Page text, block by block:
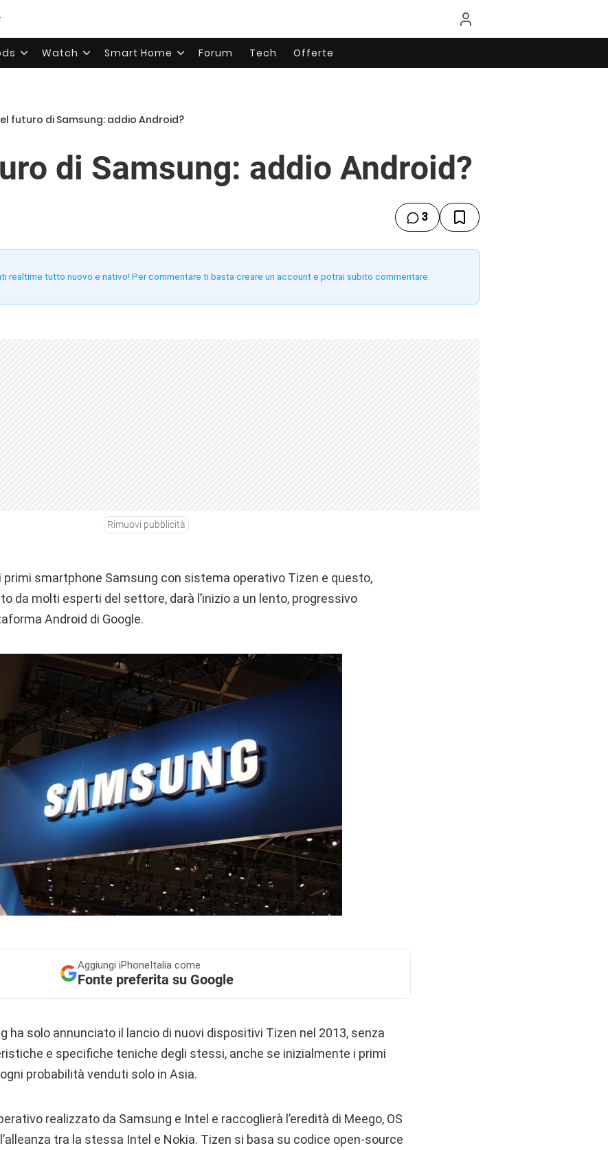
Watch Smart Home Forum Tech Offerte
futuro di Samsung: addio Android?
di Samsung: addio Android?
3
realtime tutto nuovo e nativo! Per commentare ti basta creare un account e potrai subito commentare.
Rimuovi pubblicità
primi smartphone Samsung con sistema operativo Tizen e questo,
da molti esperti del settore, darà l’inizio a un lento, progressivo
Android di Google.
Aggiungi iPhoneItalia come
Fonte preferita su Google
ha solo annunciato il lancio di nuovi dispositivi Tizen nel 2013, senza
e specifiche teniche degli stessi, anche se inizialmente i primi
probabilità venduti solo in Asia.
realizzato da Samsung e Intel e raccoglierà l’eredità di Meego, OS
tra la stessa Intel e Nokia. Tizen si basa su codice open-source